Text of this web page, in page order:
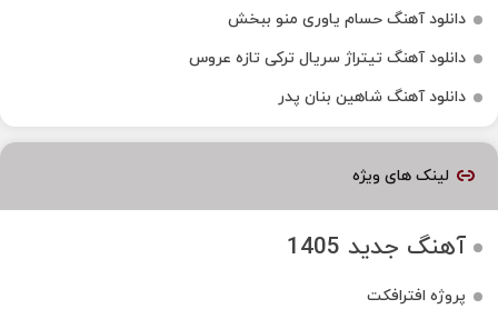
دانلود آهنگ حسام یاوری منو ببخش
دانلود آهنگ تیتراژ سریال ترکی تازه عروس
دانلود آهنگ شاهین بنان پدر
لینک های ویژه
آهنگ جدید 1405
پروژه افترافکت